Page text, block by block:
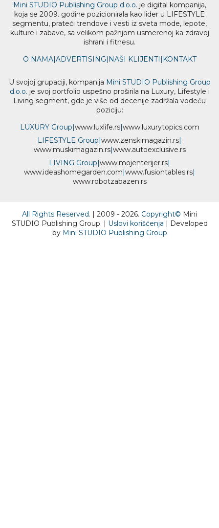
Mini STUDIO Publishing Group d.o.o. je digital kompanija,
koja se 2009. godine pozicionirala kao lider u LIFESTYLE
segmentu, prateći trendove i vesti iz sveta mode, lepote,
kulture i zabave, sa velikom pažnjom usmerenoj ka zdravoj
ishrani i fitnesu.
O NAMA|ADVERTISING| NAŠI KLIJENTI | KONTAKT
U svojoj grupaciji, kompanija Mini STUDIO Publishing Group
d.o.o. je svoj portfolio uspešno proširila na Luxury, Lifestyle i
Living segment, gde je više od decenije zadržala vodeću
poziciju:
LUXURY Group|www.luxlife.rs|www.luxurytopics.com
LIFESTYLE Group|www.zenskimagazin.rs|
www.muskimagazin.rs|www.autoexclusive.rs
LIVING Group|www.mojenterijer.rs|
www.ideashomegarden.com|www.fusiontables.rs|
www.robotzabazen.rs
All Rights Reserved. | 2009 - 2026. Copyright© Mini
STUDIO Publishing Group. | Uslovi korišćenja | Developed
by Mini STUDIO Publishing Group